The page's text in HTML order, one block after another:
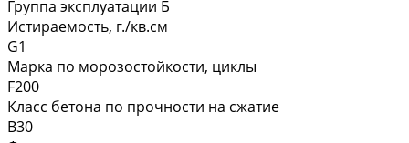
Группа эксплуатации Б
Истираемость, г./кв.см
G1
Марка по морозостойкости, циклы
F200
Класс бетона по прочности на сжатие
В30